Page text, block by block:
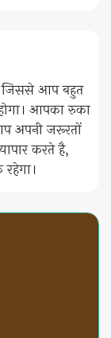
आप बहुत
आपका रुका
अपनी जरूरतों
करते है,